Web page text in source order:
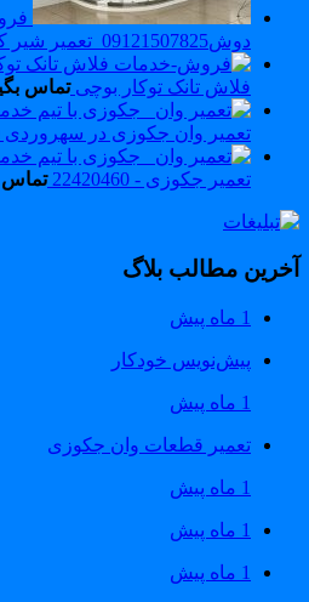
دوش09121507825_تعمیر شیر کابین دوش
فلاش تانک توکار بوچی تماس
تعمیر وان جکوزی در سهروردی 22420460
تعمیر جکوزی - 22420460 تماس
مطالب بلاگ
1 ماه پیش
پیش‌نویس خودکار
تعمیر قطعات وان جکوزی
1 ماه پیش
1 ماه پیش